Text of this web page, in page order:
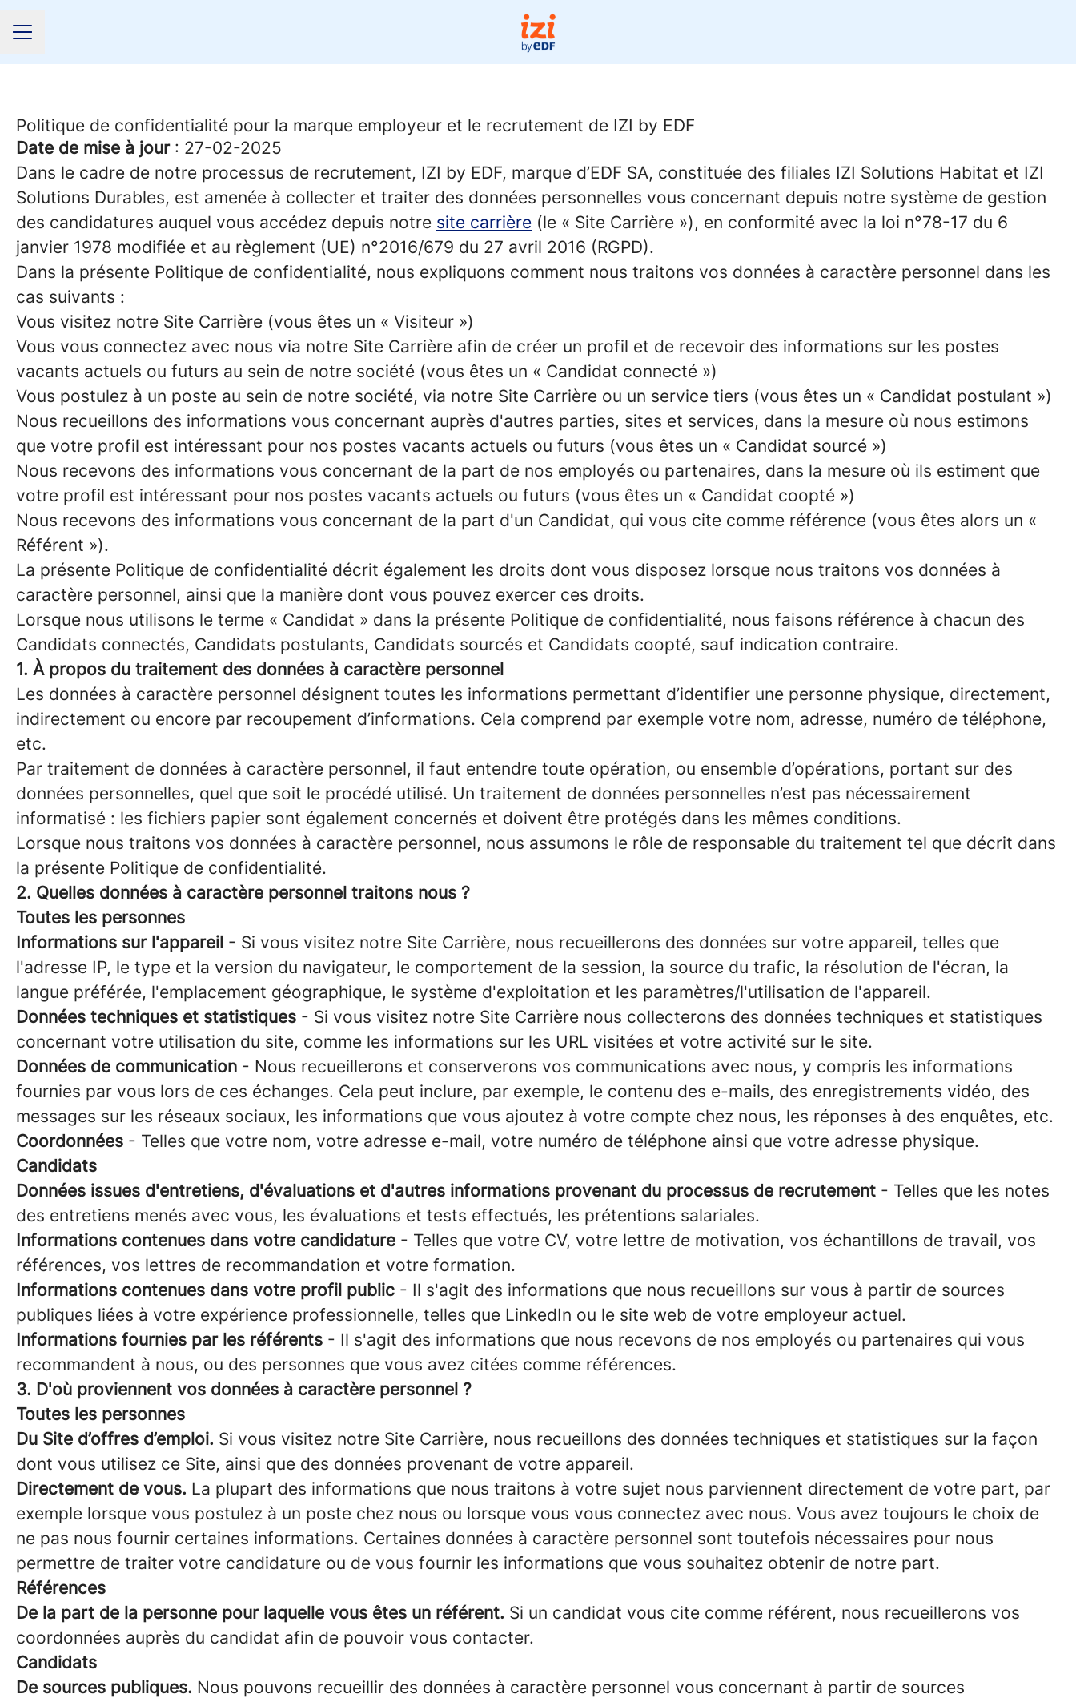
MENU CARRIÈRE
Politique de confidentialité pour la marque employeur et le recrutement de IZI by EDF
Date de mise à jour : 27-02-2025
Dans le cadre de notre processus de recrutement, IZI by EDF, marque d’EDF SA, constituée des filiales IZI Solutions Habitat et IZI
Solutions Durables, est amenée à collecter et traiter des données personnelles vous concernant depuis notre système de gestion
des candidatures auquel vous accédez depuis notre site carrière (le « Site Carrière »), en conformité avec la loi n°78-17 du 6
janvier 1978 modifiée et au règlement (UE) n°2016/679 du 27 avril 2016 (RGPD).
Dans la présente Politique de confidentialité, nous expliquons comment nous traitons vos données à caractère personnel dans les
cas suivants :
Vous visitez notre Site Carrière (vous êtes un « Visiteur »)
Vous vous connectez avec nous via notre Site Carrière afin de créer un profil et de recevoir des informations sur les postes
vacants actuels ou futurs au sein de notre société (vous êtes un « Candidat connecté »)
Vous postulez à un poste au sein de notre société, via notre Site Carrière ou un service tiers (vous êtes un « Candidat postulant »)
Nous recueillons des informations vous concernant auprès d'autres parties, sites et services, dans la mesure où nous estimons
que votre profil est intéressant pour nos postes vacants actuels ou futurs (vous êtes un « Candidat sourcé »)
Nous recevons des informations vous concernant de la part de nos employés ou partenaires, dans la mesure où ils estiment que
votre profil est intéressant pour nos postes vacants actuels ou futurs (vous êtes un « Candidat coopté »)
Nous recevons des informations vous concernant de la part d'un Candidat, qui vous cite comme référence (vous êtes alors un «
Référent »).
La présente Politique de confidentialité décrit également les droits dont vous disposez lorsque nous traitons vos données à
caractère personnel, ainsi que la manière dont vous pouvez exercer ces droits.
Lorsque nous utilisons le terme « Candidat » dans la présente Politique de confidentialité, nous faisons référence à chacun des
Candidats connectés, Candidats postulants, Candidats sourcés et Candidats coopté, sauf indication contraire.
1. À propos du traitement des données à caractère personnel
Les données à caractère personnel désignent toutes les informations permettant d’identifier une personne physique, directement,
indirectement ou encore par recoupement d’informations. Cela comprend par exemple votre nom, adresse, numéro de téléphone,
etc.
Par traitement de données à caractère personnel, il faut entendre toute opération, ou ensemble d’opérations, portant sur des
données personnelles, quel que soit le procédé utilisé. Un traitement de données personnelles n’est pas nécessairement
informatisé : les fichiers papier sont également concernés et doivent être protégés dans les mêmes conditions.
Lorsque nous traitons vos données à caractère personnel, nous assumons le rôle de responsable du traitement tel que décrit dans
la présente Politique de confidentialité.
2. Quelles données à caractère personnel traitons nous ?
Toutes les personnes
Informations sur l'appareil - Si vous visitez notre Site Carrière, nous recueillerons des données sur votre appareil, telles que
l'adresse IP, le type et la version du navigateur, le comportement de la session, la source du trafic, la résolution de l'écran, la
langue préférée, l'emplacement géographique, le système d'exploitation et les paramètres/l'utilisation de l'appareil.
Données techniques et statistiques - Si vous visitez notre Site Carrière nous collecterons des données techniques et statistiques
concernant votre utilisation du site, comme les informations sur les URL visitées et votre activité sur le site.
Données de communication - Nous recueillerons et conserverons vos communications avec nous, y compris les informations
fournies par vous lors de ces échanges. Cela peut inclure, par exemple, le contenu des e-mails, des enregistrements vidéo, des
messages sur les réseaux sociaux, les informations que vous ajoutez à votre compte chez nous, les réponses à des enquêtes, etc.
Coordonnées - Telles que votre nom, votre adresse e-mail, votre numéro de téléphone ainsi que votre adresse physique.
Candidats
Données issues d'entretiens, d'évaluations et d'autres informations provenant du processus de recrutement - Telles que les notes
des entretiens menés avec vous, les évaluations et tests effectués, les prétentions salariales.
Informations contenues dans votre candidature - Telles que votre CV, votre lettre de motivation, vos échantillons de travail, vos
références, vos lettres de recommandation et votre formation.
Informations contenues dans votre profil public - Il s'agit des informations que nous recueillons sur vous à partir de sources
publiques liées à votre expérience professionnelle, telles que LinkedIn ou le site web de votre employeur actuel.
Informations fournies par les référents - Il s'agit des informations que nous recevons de nos employés ou partenaires qui vous
recommandent à nous, ou des personnes que vous avez citées comme références.
3. D'où proviennent vos données à caractère personnel ?
Toutes les personnes
Du Site d’offres d’emploi. Si vous visitez notre Site Carrière, nous recueillons des données techniques et statistiques sur la façon
dont vous utilisez ce Site, ainsi que des données provenant de votre appareil.
Directement de vous. La plupart des informations que nous traitons à votre sujet nous parviennent directement de votre part, par
exemple lorsque vous postulez à un poste chez nous ou lorsque vous vous connectez avec nous. Vous avez toujours le choix de
ne pas nous fournir certaines informations. Certaines données à caractère personnel sont toutefois nécessaires pour nous
permettre de traiter votre candidature ou de vous fournir les informations que vous souhaitez obtenir de notre part.
Références
De la part de la personne pour laquelle vous êtes un référent. Si un candidat vous cite comme référent, nous recueillerons vos
coordonnées auprès du candidat afin de pouvoir vous contacter.
Candidats
De sources publiques. Nous pouvons recueillir des données à caractère personnel vous concernant à partir de sources